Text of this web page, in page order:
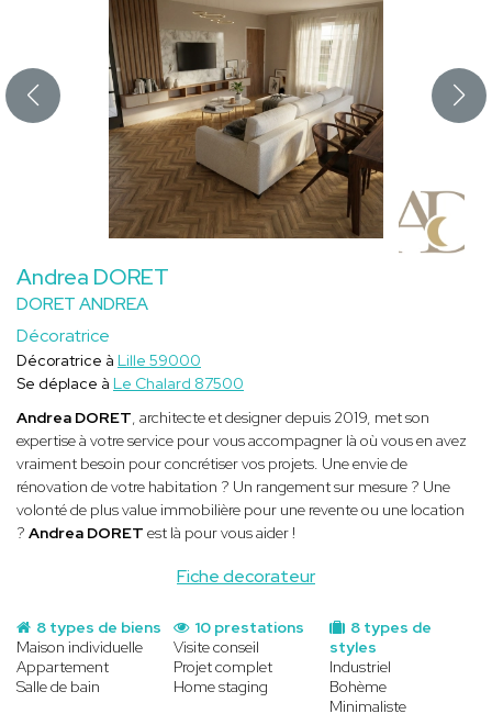
Andrea DORET
DORET ANDREA
Décoratrice
Fiche decorateur
Décoratrice à Lille 59000
Se déplace à Le Chalard 87500
Andrea DORET, architecte et designer depuis 2019, met son
expertise à votre service pour vous accompagner là où vous en avez
vraiment besoin pour concrétiser vos projets. Une envie de
rénovation de votre habitation ? Un rangement sur mesure ? Une
volonté de plus value immobilière pour une revente ou une location
? Andrea DORET est là pour vous aider !
8 types de biens
Maison individuelle
Appartement
Salle de bain
8 types de
styles
Industriel
Bohème
Minimaliste
10 prestations
Visite conseil
Projet complet
Home staging